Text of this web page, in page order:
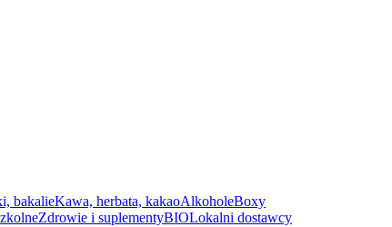
bakalieKawa, herbata, kakaoAlkoholeBoxy
Zdrowie i suplementyBIOLokalni dostawcy